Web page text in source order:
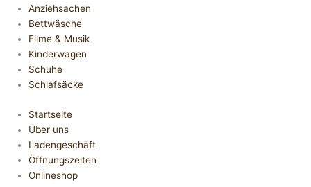
Anziehsachen
Bettwäsche
Filme & Musik
Kinderwagen
Schuhe
Schlafsäcke
Startseite
Über uns
Ladengeschäft
Öffnungszeiten
Onlineshop